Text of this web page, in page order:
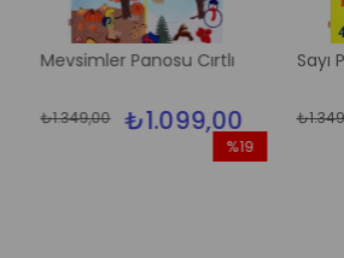
Mevsimler Panosu Cırtlı
₺1.099,00
₺1.349,00
%19
Sayı